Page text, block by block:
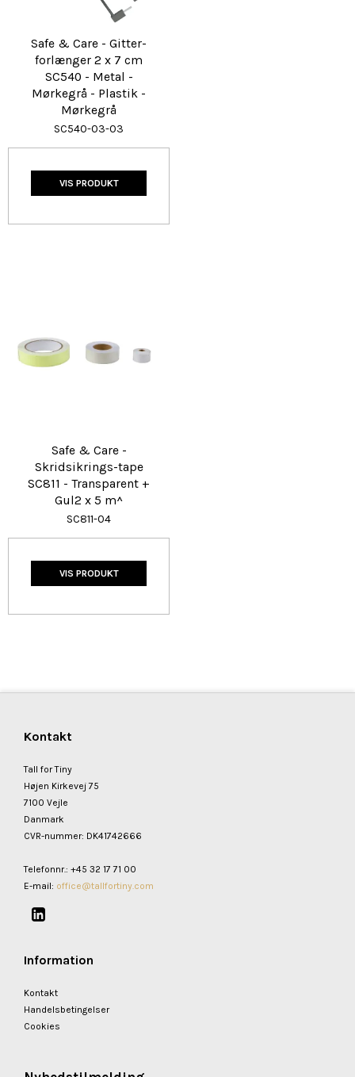
Safe & Care - Gitter-
forlænger 2 x 7 cm
SC540 - Metal -
Mørkegrå - Plastik -
Mørkegrå
SC540-03-03
VIS PRODUKT
Safe & Care -
Skridsikrings-tape
SC811 - Transparent +
Gul2 x 5 m^
SC811-04
VIS PRODUKT
Kontakt
Tall for Tiny
Højen Kirkevej 75
7100 Vejle
Danmark
CVR-nummer: DK41742666
Telefonnr.: +45 32 17 71 00
E-mail: office@tallfortiny.com
Information
Kontakt
Handelsbetingelser
Cookies